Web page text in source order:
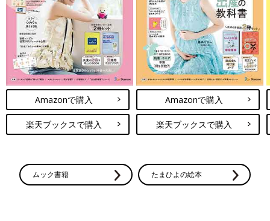
Amazonで購入
楽天ブックスで購入
Amazonで購入
楽天ブックスで購入
ムック書籍 たまひよの絵本